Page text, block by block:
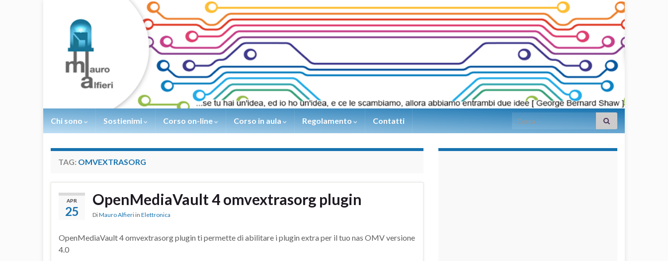
Chi sono Sostienimi Corso on-line Corso in aula Regolamento Contatti Search for:
TAG: OMVEXTRASORG
APR
25
OpenMediaVault 4 omvextrasorg plugin
DiMauro Alfieri in Elettronica
OpenMediaVault 4 omvextrasorg plugin ti permette di abilitare i plugin extra per il tuo nas OMV versione
4.0